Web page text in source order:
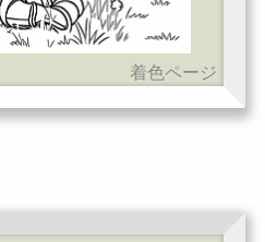
着色ページ